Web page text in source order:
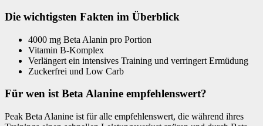
Die wichtigsten Fakten im Überblick
4000 mg Beta Alanin pro Portion
Vitamin B-Komplex
Verlängert ein intensives Training und verringert Ermüdung
Zuckerfrei und Low Carb
Für wen ist Beta Alanine empfehlenswert?
Peak Beta Alanine ist für alle empfehlenswert, die während ihres